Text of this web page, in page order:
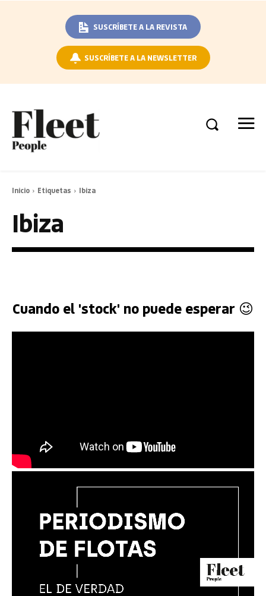
SUSCRÍBETE A LA REVISTA
SUSCRÍBETE A LA NEWSLETTER
Inicio Etiquetas Ibiza
Ibiza
Cuando el 'stock' no puede esperar 😉